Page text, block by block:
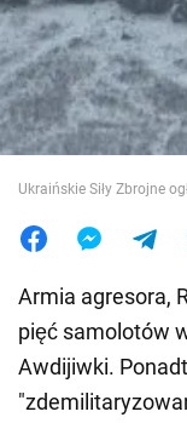
Wojna na
Świat
Jedzenie
Ukraińskie Siły Zbrojne
Armia agresora,
pięć samolotów
Awdijiwki.